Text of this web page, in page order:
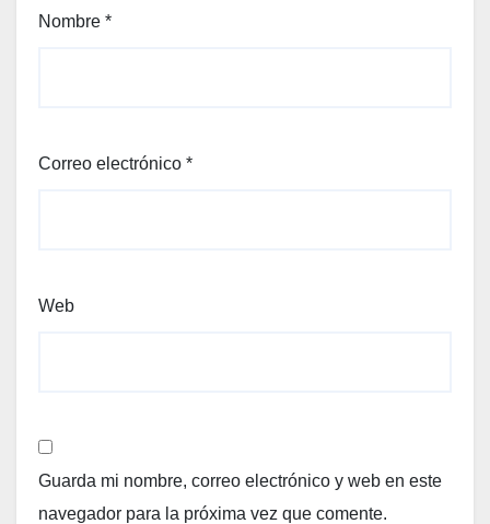
Nombre *
Correo electrónico *
Web
Guarda mi nombre, correo electrónico y web en este
navegador para la próxima vez que comente.